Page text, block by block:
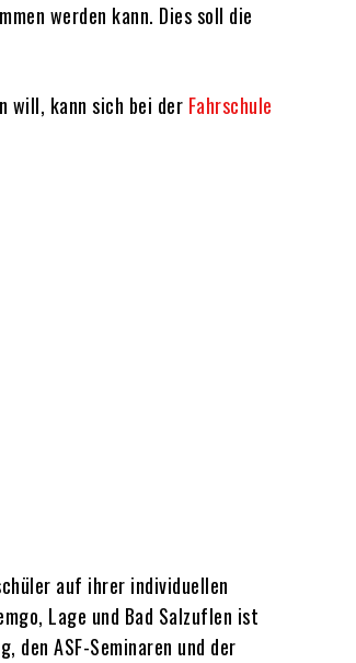
werden kann. Dies soll die
will, kann sich bei der Fahrschule
auf ihrer individuellen
Lage und Bad Salzuflen ist
den ASF-Seminaren und der